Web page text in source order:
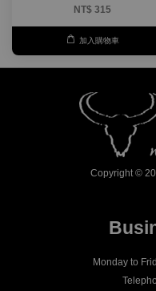
NT$ 315
加入購物車
Copyright ©
Monday to